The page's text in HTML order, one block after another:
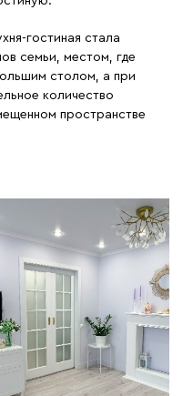
гостиная стала
семьи, местом, где
столом, а при
количество
пространстве